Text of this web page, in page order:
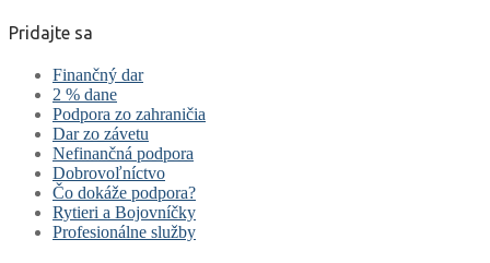
Pridajte sa
Finančný dar
2 % dane
Podpora zo zahraničia
Dar zo závetu
Nefinančná podpora
Dobrovoľníctvo
Čo dokáže podpora?
Rytieri a Bojovníčky
Profesionálne služby